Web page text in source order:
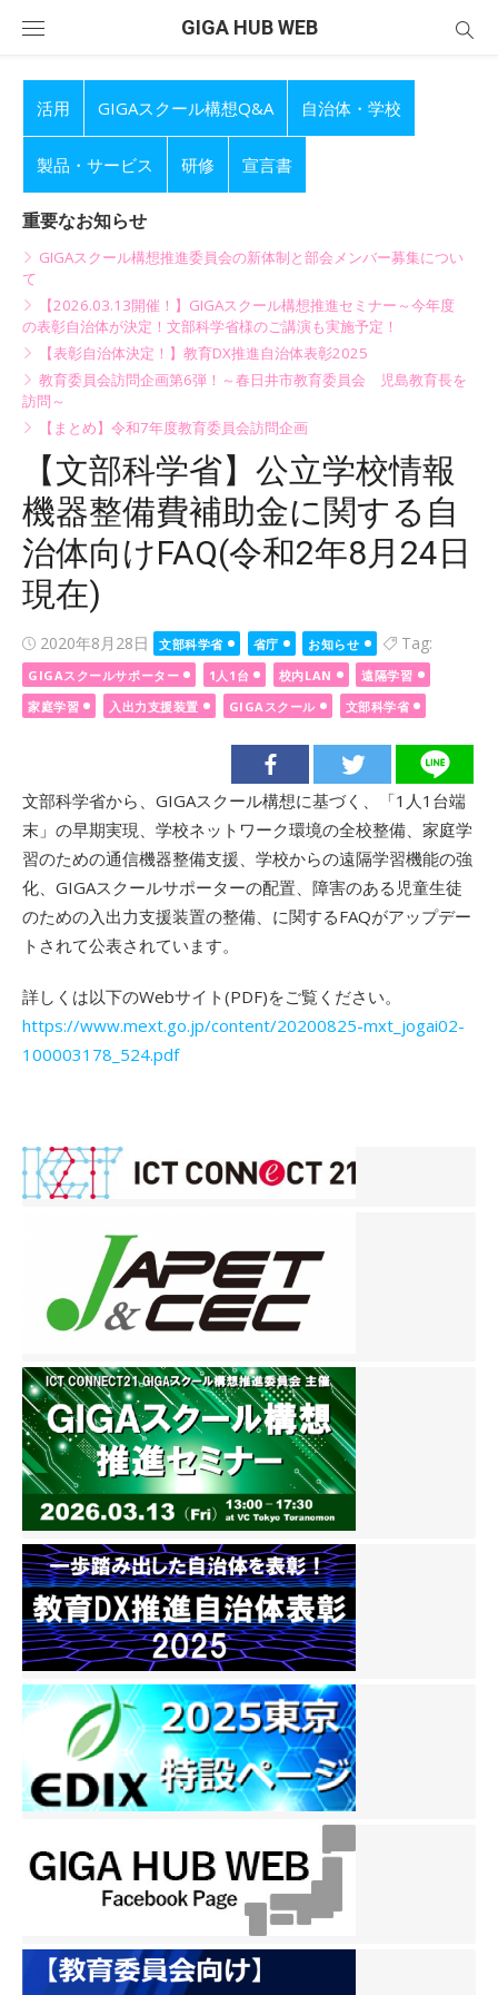
GIGA HUB WEB
活用 GIGAスクール構想Q&A 自治体・学校
製品・サービス 研修 宣言書
重要なお知らせ
GIGAスクール構想推進委員会の新体制と部会メンバー募集につい
て
【2026.03.13開催！】GIGAスクール構想推進セミナー～今年度
の表彰自治体が決定！文部科学省様のご講演も実施予定！
【表彰自治体決定！】教育DX推進自治体表彰2025
教育委員会訪問企画第6弾！～春日井市教育委員会 児島教育長を
訪問～
【まとめ】令和7年度教育委員会訪問企画
【文部科学省】公立学校情報
機器整備費補助金に関する自
治体向けFAQ(令和2年8月24日
現在)
Posted
on
2020年8月28日 文部科学省 省庁 お知らせ Tag:
GIGAスクールサポーター 1人1台 校内LAN
遠隔学習
家庭学習
入出力支援装置 GIGAスクール 文部科学省
文部科学省から、GIGAスクール構想に基づく、「1人1台端
末」の早期実現、学校ネットワーク環境の全校整備、家庭学
習のための通信機器整備支援、学校からの遠隔学習機能の強
化、GIGAスクールサポーターの配置、障害のある児童生徒
のための入出力支援装置の整備、に関するFAQがアップデー
トされて公表されています。
詳しくは以下のWebサイト(PDF)をご覧ください。
https://www.mext.go.jp/content/20200825-mxt_jogai02-
100003178_524.pdf